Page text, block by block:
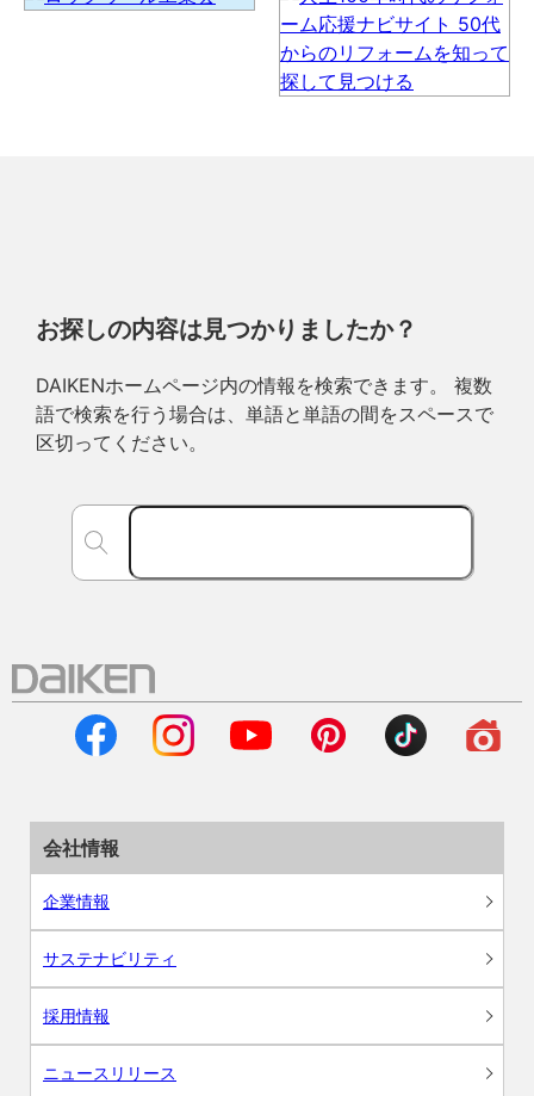
お探しの内容は見つかりましたか？
DAIKENホームページ内の情報を検索できます。 複数
語で検索を行う場合は、単語と単語の間をスペースで
区切ってください。
会社情報
企業情報
サステナビリティ
採用情報
ニュースリリース